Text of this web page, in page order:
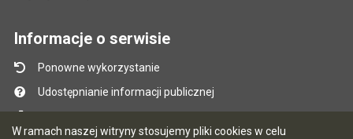
W ramach naszej witryny stosujemy pliki cookies w celu
Informacje o serwisie
Ponowne wykorzystanie
Udostępnianie informacji publicznej
Mapa serwisu